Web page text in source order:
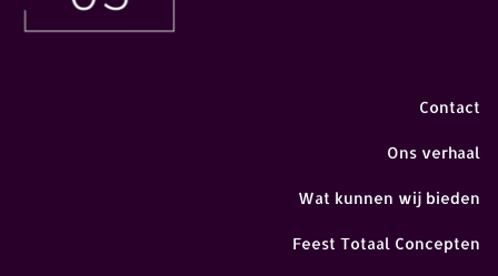
Contact
Ons verhaal
Wat kunnen wij bieden
Feest Totaal Concepten